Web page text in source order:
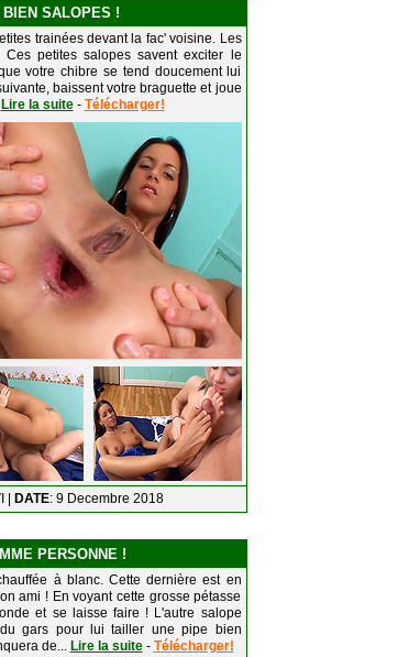
SALOPES !
trainées devant la fac' voisine. Les
petites salopes savent exciter le
votre chibre se tend doucement lui
baissent votre braguette et joue
Lire la suite- Télécharger!
| DATE: 9 Decembre 2018
PERSONNE !
à blanc. Cette dernière est en
ami ! En voyant cette grosse pétasse
et se laisse faire ! L'autre salope
gars pour lui tailler une pipe bien
de... Lire la suite- Télécharger!